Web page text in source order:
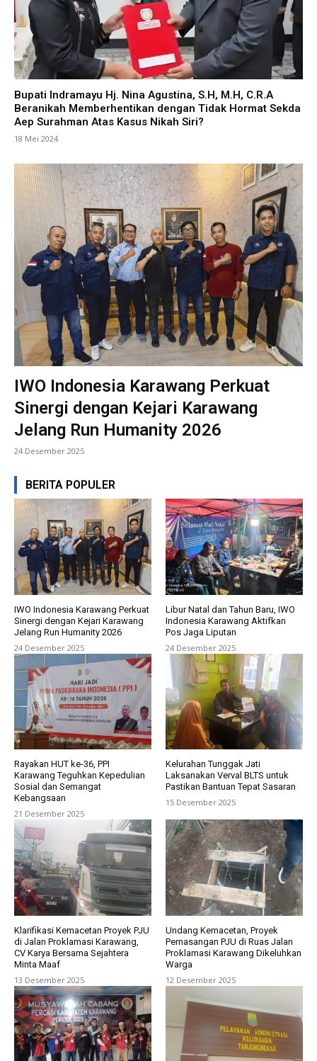
Bupati Indramayu Hj. Nina Agustina, S.H, M.H, C.R.A
Beranikah Memberhentikan dengan Tidak Hormat Sekda
Aep Surahman Atas Kasus Nikah Siri?
18 Mei 2024
IWO Indonesia Karawang Perkuat
Sinergi dengan Kejari Karawang
Jelang Run Humanity 2026
24 Desember 2025
BERITA POPULER
IWO Indonesia Karawang Perkuat
Sinergi dengan Kejari Karawang
Jelang Run Humanity 2026
24 Desember 2025
Libur Natal dan Tahun Baru, IWO
Indonesia Karawang Aktifkan
Pos Jaga Liputan
24 Desember 2025
Rayakan HUT ke-36, PPI
Karawang Teguhkan Kepedulian
Sosial dan Semangat
Kebangsaan
21 Desember 2025
Kelurahan Tunggak Jati
Laksanakan Verval BLTS untuk
Pastikan Bantuan Tepat Sasaran
15 Desember 2025
Klarifikasi Kemacetan Proyek PJU
di Jalan Proklamasi Karawang,
CV Karya Bersama Sejahtera
Minta Maaf
13 Desember 2025
Undang Kemacetan, Proyek
Pemasangan PJU di Ruas Jalan
Proklamasi Karawang Dikeluhkan
Warga
12 Desember 2025